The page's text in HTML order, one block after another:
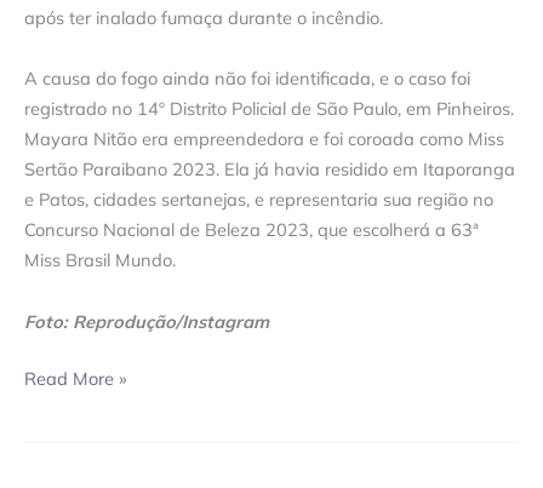
após ter inalado fumaça durante o incêndio.
A causa do fogo ainda não foi identificada, e o caso foi
registrado no 14º Distrito Policial de São Paulo, em Pinheiros.
Mayara Nitão era empreendedora e foi coroada como Miss
Sertão Paraibano 2023. Ela já havia residido em Itaporanga
e Patos, cidades sertanejas, e representaria sua região no
Concurso Nacional de Beleza 2023, que escolherá a 63ª
Miss Brasil Mundo.
Foto: Reprodução/Instagram
Read More »